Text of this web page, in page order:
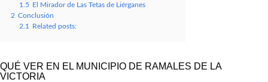
1.5
El Mirador de Las Tetas de Liérganes
2 Conclusión
2.1
Related posts:
QUÉ VER EN EL MUNICIPIO DE RAMALES DE LA
VICTORIA